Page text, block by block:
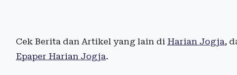
Cek Berita dan Artikel yang lain di Harian Jogja,
Epaper Harian Jogja.